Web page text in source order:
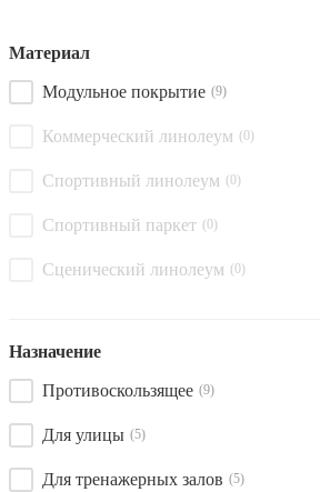
Материал
Модульное покрытие (9)
Коммерческий линолеум (0)
Спортивный линолеум (0)
Спортивный паркет (0)
Сценический линолеум (0)
Назначение
Противоскользящее (9)
Для улицы (5)
Для тренажерных залов (5)